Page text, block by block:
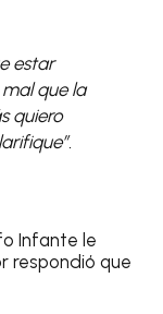
estar
que la
quiero
Infante le
respondió que